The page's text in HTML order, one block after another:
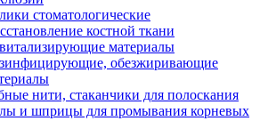
стоматологические
костной ткани
материалы
обезжиривающие
нити, стаканчики для полоскания
и шприцы для промывания корневых